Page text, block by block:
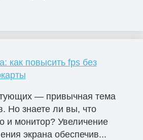
как повысить fps без
— привычная тема
Но знаете ли вы, что
и монитор? Увеличение
экрана обеспечив...